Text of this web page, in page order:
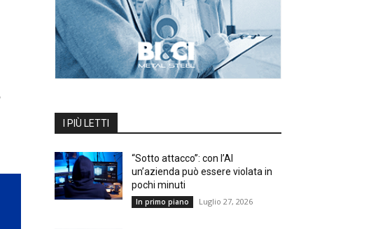
I PIÙ LETTI
“Sotto attacco”: con l’AI
un’azienda può essere violata in
pochi minuti
In primo piano Luglio 27, 2026